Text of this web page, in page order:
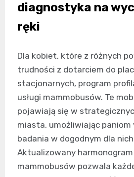
diagnostyka na
ręki
Dla kobiet, które z różnych
trudności z dotarciem do
stacjonarnych, program
usługi mammobusów. Te
pojawiają się w
miasta, umożliwiając paniom
badania w dogodnym dla
Aktualizowany
mammobusów pozwala